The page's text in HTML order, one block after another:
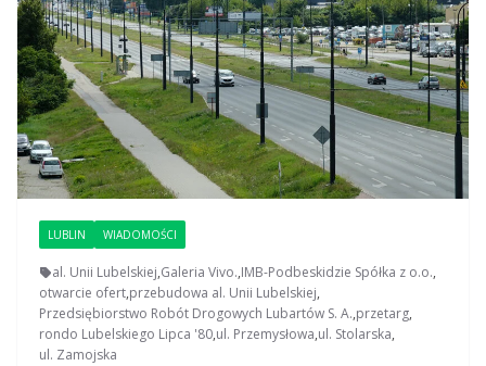
LUBLIN WIADOMOŚCI
al. Unii Lubelskiej,Galeria Vivo.,IMB-Podbeskidzie Spółka z o.o.,
otwarcie ofert,przebudowa al. Unii Lubelskiej,
Przedsiębiorstwo Robót Drogowych Lubartów S. A.,przetarg,
rondo Lubelskiego Lipca '80,ul. Przemysłowa,ul. Stolarska,
ul. Zamojska